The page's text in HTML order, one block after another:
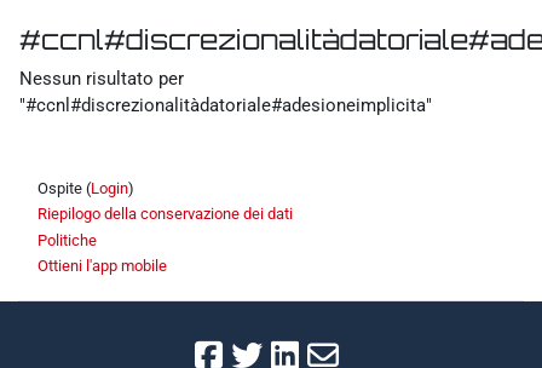
Blocchi
Blocchi
Blocchi
Blocchi
Nessun risultato per
"#ccnl#discrezionalitàdatoriale#adesioneimplicita"
Ospite (Login)
Riepilogo della conservazione dei dati
Politiche
Ottieni l'app mobile